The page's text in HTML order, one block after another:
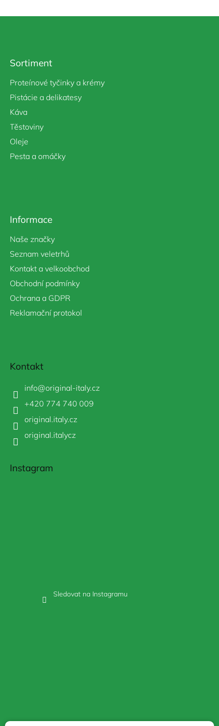
Sortiment
Proteínové tyčinky a krémy
Pistácie a delikatesy
Káva
Těstoviny
Oleje
Pesta a omáčky
Informace
Naše značky
Seznam veletrhů
Kontakt a velkoobchod
Obchodní podmínky
Ochrana a GDPR
Reklamační protokol
Kontakt
info@original-italy.cz
+420 774 740 009
original.italy.cz
original.italycz
Instagram
Sledovat na Instagramu